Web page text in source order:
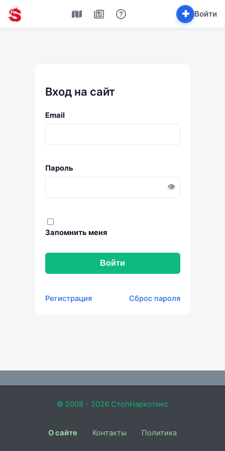
✚ Войти
Вход на сайт
Email
Пароль
👁️
Запомнить меня
Войти
Регистрация Сброс пароля
© 2008 - 2026 СтопНаркотикс
О сайте Контакты Политика